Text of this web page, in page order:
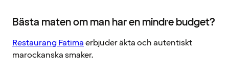
Bästa maten om man har en mindre budget?
Restaurang Fatimaerbjuder äkta och autentiskt
marockanska smaker.